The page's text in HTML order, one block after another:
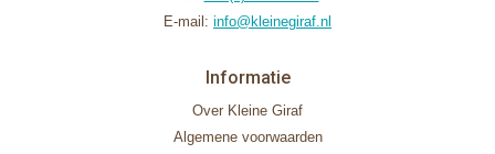
E-mail: info@kleinegiraf.nl
Informatie
Over Kleine Giraf
Algemene voorwaarden